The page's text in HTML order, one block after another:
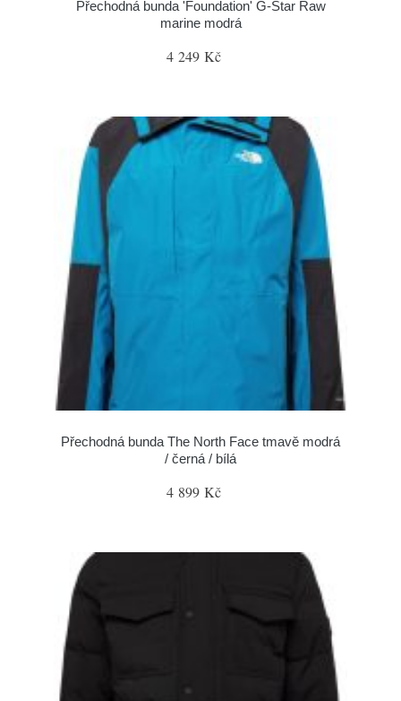
Přechodná bunda 'Foundation' G-Star Raw
marine modrá
4 249 Kč
Přechodná bunda The North Face tmavě modrá
/ černá / bílá
4 899 Kč